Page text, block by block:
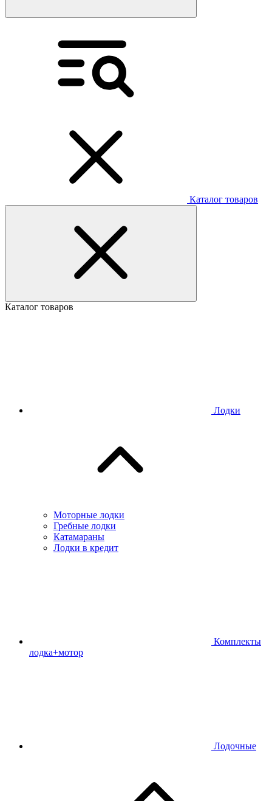
Каталог товаров
Каталог товаров
Лодки
Моторные лодки
Гребные лодки
Катамараны
Лодки в кредит
Комплекты
лодка+мотор
Лодочные